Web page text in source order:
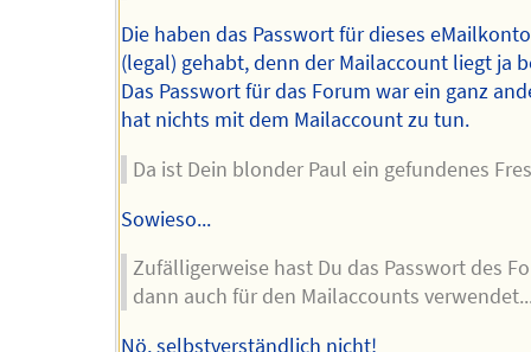
Die haben das Passwort für dieses
(legal) gehabt, denn der Mailaccount liegt ja
Das Passwort für das Forum war ein ganz
hat nichts mit dem Mailaccount zu tun.
Da ist Dein blonder Paul ein gefundenes
Sowieso...
Zufälligerweise hast Du das Passwort des
dann auch für den Mailaccounts
Nö, selbstverständlich nicht!